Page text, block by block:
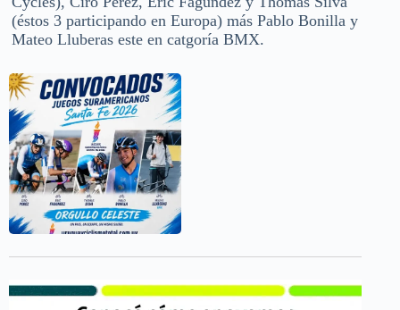
(éstos 3 participando en Europa) más Pablo Bonilla y
Mateo Lluberas este en catgoría BMX.